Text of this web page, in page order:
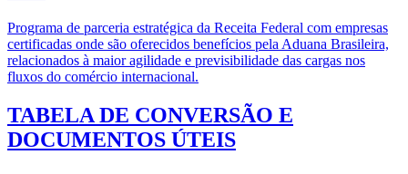
Programa de parceria estratégica da Receita Federal com empresas
certificadas onde são oferecidos benefícios pela Aduana Brasileira,
relacionados à maior agilidade e previsibilidade das cargas nos
fluxos do comércio internacional.
TABELA DE CONVERSÃO E
DOCUMENTOS ÚTEIS